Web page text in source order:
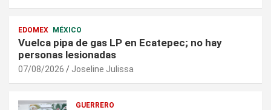
EDOMEX MÉXICO
Vuelca pipa de gas LP en Ecatepec; no hay
personas lesionadas
07/08/2026 Joseline Julissa
GUERRERO